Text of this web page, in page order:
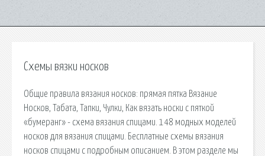
Схемы вязки носков
Общие правила вязания носков: прямая пятка Вязание
Носков, Табата, Тапки, Чулки, Как вязать носки с пяткой
«бумеранг» - схема вязания спицами. 148 модных моделей
носков для вязания спицами. Бесплатные схемы вязания
носков спицами с подробным описанием. В этом разделе мы